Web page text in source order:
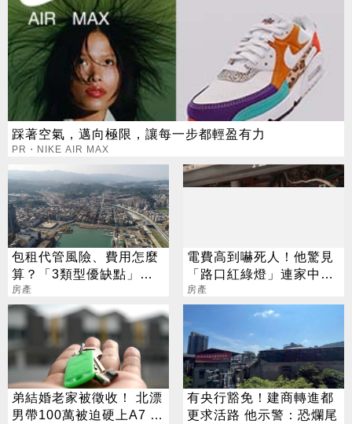
踩著空氣，邁向極限，讓每一步都輕盈有力
PR・NIKE AIR MAX
包租代管風險、費用怎麼
算？「3類型優缺點」懶
人包一次看
房產
電費高到嚇死人！他驚見
「路口紅綠燈」連家中電
表
房產
弟結婚老家被徵收！ 北漂
男帶100萬被迫硬上A7 網
有央行豁免！建商轉進都
更求活路 他示警：恐爛尾